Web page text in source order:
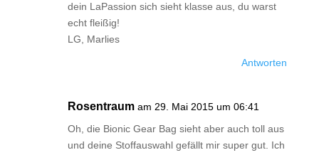
dein LaPassion sich sieht klasse aus, du warst
echt fleißig!
LG, Marlies
Antworten
Rosentraum am 29. Mai 2015 um 06:41
Oh, die Bionic Gear Bag sieht aber auch toll aus
und deine Stoffauswahl gefällt mir super gut. Ich